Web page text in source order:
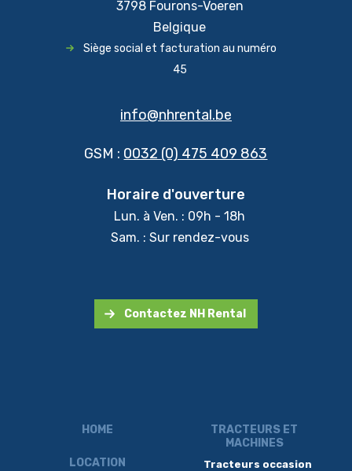
3798 Fourons-Voeren
Belgique
Siège social et facturation au numéro
45
info@nhrental.be
GSM : 0032 (0) 475 409 863
Horaire d'ouverture
Lun. à Ven. : 09h - 18h
Sam. : Sur rendez-vous
Contactez NH Rental
HOME
LOCATION
TRACTEURS ET
MACHINES
Tracteurs occasion